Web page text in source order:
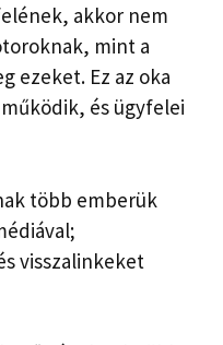
akkor nem
mint a
ezeket. Ez az oka
és ügyfelei
több emberük
visszalinkeket